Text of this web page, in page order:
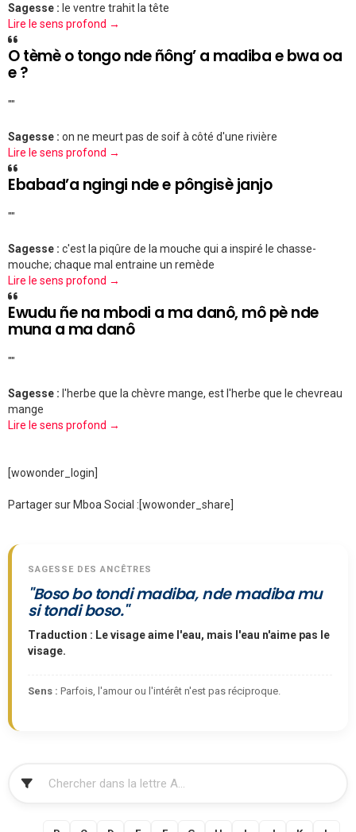
Sagesse : le ventre trahit la tête
Lire le sens profond →
O tèmè o tongo nde ñông’ a madiba e bwa oa
e ?
""
Sagesse : on ne meurt pas de soif à côté d'une rivière
Lire le sens profond →
Ebabad’a ngingi nde e pôngisè janjo
""
Sagesse : c'est la piqûre de la mouche qui a inspiré le chasse-
mouche; chaque mal entraine un remède
Lire le sens profond →
Ewudu ñe na mbodi a ma danô, mô pè nde
muna a ma danô
""
Sagesse : l'herbe que la chèvre mange, est l'herbe que le chevreau
mange
Lire le sens profond →
[wowonder_login]
Partager sur Mboa Social :[wowonder_share]
SAGESSE DES ANCÊTRES
"Boso bo tondi madiba, nde madiba mu
si tondi boso."
Traduction : Le visage aime l'eau, mais l'eau n'aime pas le
visage.
Sens : Parfois, l'amour ou l'intérêt n'est pas réciproque.